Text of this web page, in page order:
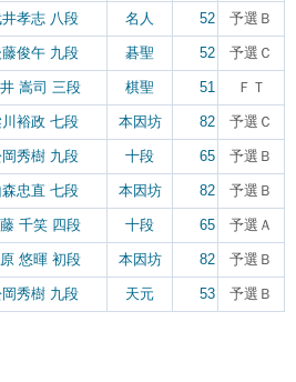
孝志 八段 名人 52 予選Ｂ
俊午 九段 碁聖 52 予選Ｃ
嵩司 三段 棋聖 51 ＦＴ
裕政 七段 本因坊 82 予選Ｃ
秀樹 九段 十段 65 予選Ｂ
森忠直 七段 本因坊 82 予選Ｂ
千笑 四段 十段 65 予選Ａ
悠暉 初段 本因坊 82 予選Ｂ
秀樹 九段 天元 53 予選Ｂ